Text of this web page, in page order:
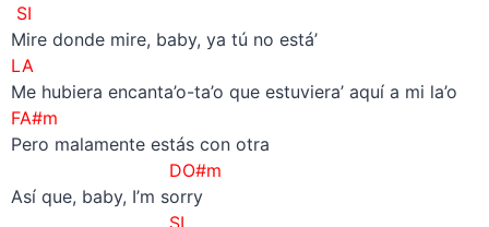
SI
Mire donde mire, baby, ya tú no está’
LA
Me hubiera encanta’o-ta’o que estuviera’ aquí a mi la’o
FA#m
Pero malamente estás con otra
DO#m
Así que, baby, I’m sorry
SI